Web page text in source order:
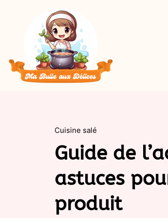
Cuisine salé
Guide de
astuces
produit